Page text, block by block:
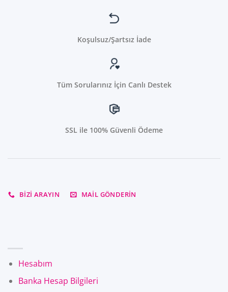
Koşulsuz/Şartsız İade
Tüm Sorularınız İçin Canlı Destek
SSL ile 100% Güvenli Ödeme
BIZI ARAYIN MAIL GÖNDERIN
Hesabım
Banka Hesap Bilgileri